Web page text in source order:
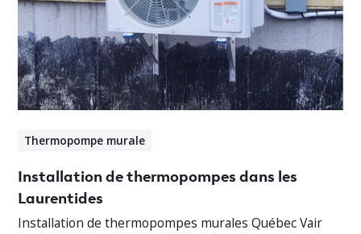
Thermopompe murale
Installation de thermopompes dans les
Laurentides
Installation de thermopompes murales Québec Vair